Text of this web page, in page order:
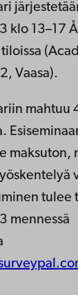
klo 13–17
Vaasa).
mahtuu
maksuton,
tulee
mennessä